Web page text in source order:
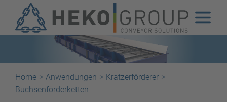
Home > Anwendungen > Kratzerförderer >
Buchsenförderketten